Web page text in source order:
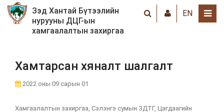
Зэд Хантай Бүтээлийн
нурууны ДЦГ-ын
хамгаалалтын захиргаа
EN
Хамтарсан хяналт шалгалт
2022 оны 09 сарын 01
Хамгаалалтын захиргаа, Сэлэнгэ сумын ЗДТГ, Цагдаагийн